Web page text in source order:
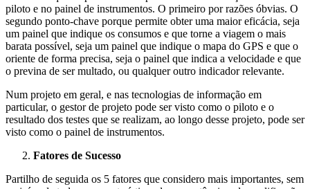
piloto e no painel de instrumentos. O primeiro por razões óbvias. O
segundo ponto-chave porque permite obter uma maior eficácia, seja
um painel que indique os consumos e que torne a viagem o mais
barata possível, seja um painel que indique o mapa do GPS e que o
oriente de forma precisa, seja o painel que indica a velocidade e que
o previna de ser multado, ou qualquer outro indicador relevante.
Num projeto em geral, e nas tecnologias de informação em
particular, o gestor de projeto pode ser visto como o piloto e o
resultado dos testes que se realizam, ao longo desse projeto, pode ser
visto como o painel de instrumentos.
Fatores de Sucesso
Partilho de seguida os 5 fatores que considero mais importantes, sem